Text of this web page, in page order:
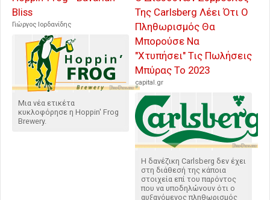
Bliss
Γιώργος Ιορδανίδης
Μια νέα ετικέτα
κυκλοφόρησε η Hoppin' Frog
Brewery.
Της Carlsberg Λέει Ότι Ο
Πληθωρισμός Θα
Μπορούσε Να
"Χτυπήσει" Τις Πωλήσεις
Μπύρας Το 2023
capital.gr
Η δανέζικη Carlsberg δεν έχει
στη διάθεσή της κάποια
στοιχεία επί του παρόντος
που να υποδηλώνουν ότι ο
αυξανόμενος πληθωρισμός